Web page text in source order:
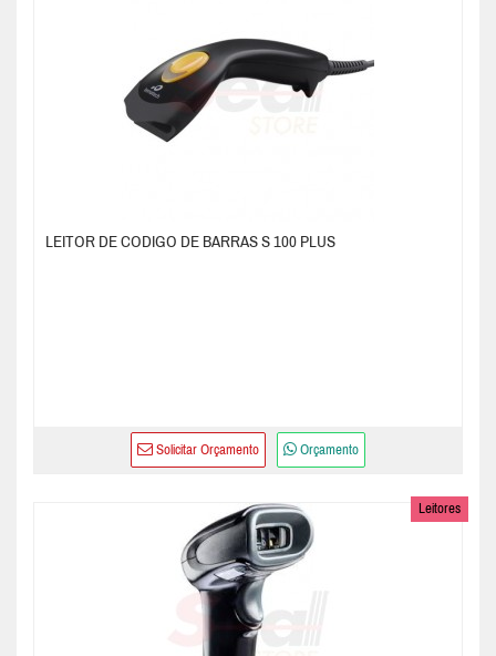
LEITOR DE CODIGO DE BARRAS S 100 PLUS
Solicitar Orçamento Orçamento
Leitores